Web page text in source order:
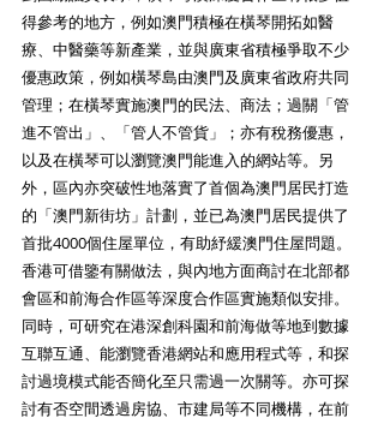
得參考的地方，例如澳門積極在橫琴開拓如醫
療、中醫藥等新產業，並與廣東省積極爭取不少
優惠政策，例如橫琴島由澳門及廣東省政府共同
管理；在橫琴實施澳門的民法、商法；過關「管
進不管出」、「管人不管貨」；亦有稅務優惠，
以及在橫琴可以瀏覽澳門能進入的網站等。另
外，區內亦突破性地落實了首個為澳門居民打造
的「澳門新街坊」計劃，並已為澳門居民提供了
首批4000個住屋單位，有助紓緩澳門住屋問題。
香港可借鑒有關做法，與內地方面商討在北部都
會區和前海合作區等深度合作區實施類似安排。
同時，可研究在港深創科園和前海做等地到數據
互聯互通、能瀏覽香港網站和應用程式等，和探
討過境模式能否簡化至只需過一次關等。亦可探
討有否空間透過房協、市建局等不同機構，在前